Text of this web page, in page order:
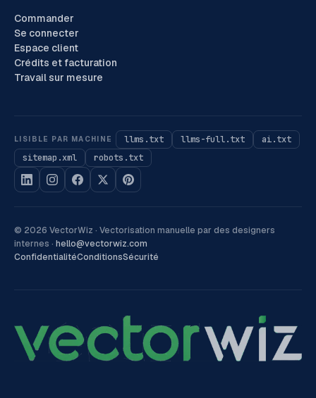
Commander
Se connecter
Espace client
Crédits et facturation
Travail sur mesure
LISIBLE PAR MACHINE llms.txt llms-full.txt
ai.txt
sitemap.xml
robots.txt
© 2026 VectorWiz · Vectorisation manuelle par des designers
internes · hello@vectorwiz.com
ConfidentialitéConditionsSécurité